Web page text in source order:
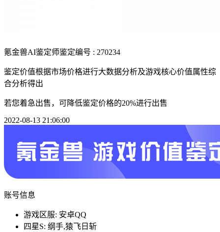
氪金兽AI鉴定师鉴定编号 : 270234
鉴定价值根据市场价格进行大数据分析及游戏核心价值属性综
合分析得出
若您着急出售，可降低鉴定价格的20%进行出售
2022-08-13 21:06:00
账号信息
游戏区服: 安卓QQ
四星S: 纲手,猿飞日斩